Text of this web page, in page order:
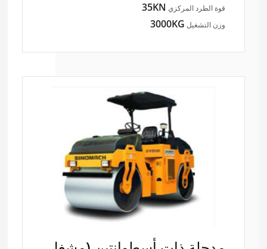
قوة الطرد المركزي 35KN
وزن التشغيل 3000KG